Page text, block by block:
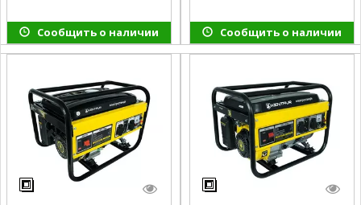
Сообщить о наличии Сообщить о наличии